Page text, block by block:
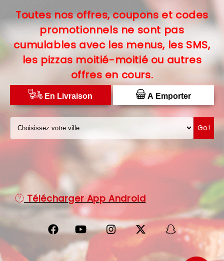
VOS AVIS
MENTIONS LÉGALES
C.G.V
PROTECTION DES DONNÉES
DISTRIBUTEUR DE PIZZAS
Toutes nos offres, coupons et codes
promotionnels ne sont pas
cumulables avec les menus, les SMS,
les pizzas moitié-moitié ou autres
offres en cours.
En Livraison A Emporter
Go!
Télécharger App Android